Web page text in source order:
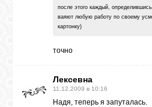
после этого каждый,
ваяют любую работу по своему
картонку)
точно
Лексевна
11.12.2009 в 10:16
Надя, теперь я запуталась.